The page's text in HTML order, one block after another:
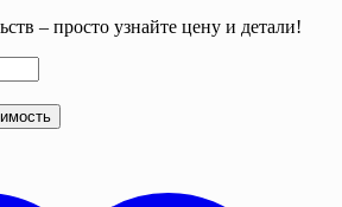
– просто узнайте цену и детали!